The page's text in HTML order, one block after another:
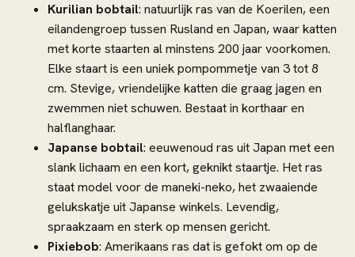
Kurilian bobtail: natuurlijk ras van de Koerilen, een
eilandengroep tussen Rusland en Japan, waar katten
met korte staarten al minstens 200 jaar voorkomen.
Elke staart is een uniek pompommetje van 3 tot 8
cm. Stevige, vriendelijke katten die graag jagen en
zwemmen niet schuwen. Bestaat in korthaar en
halflanghaar.
Japanse bobtail: eeuwenoud ras uit Japan met een
slank lichaam en een kort, geknikt staartje. Het ras
staat model voor de maneki-neko, het zwaaiende
gelukskatje uit Japanse winkels. Levendig,
spraakzaam en sterk op mensen gericht.
Pixiebob: Amerikaans ras dat is gefokt om op de